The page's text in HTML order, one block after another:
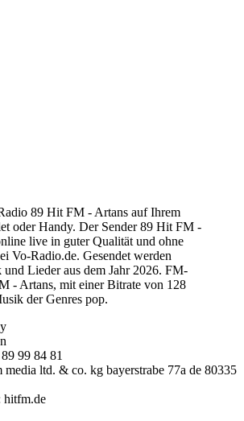
89 Hit FM - Artans auf Ihrem
oder Handy. Der Sender 89 Hit FM -
live in guter Qualität und ohne
Vo-Radio.de. Gesendet werden
Lieder aus dem Jahr 2026. FM-
- Artans, mit einer Bitrate von 128
der Genres pop.
99 84 81
media ltd. & co. kg bayerstrabe 77a de 80335
hitfm.de